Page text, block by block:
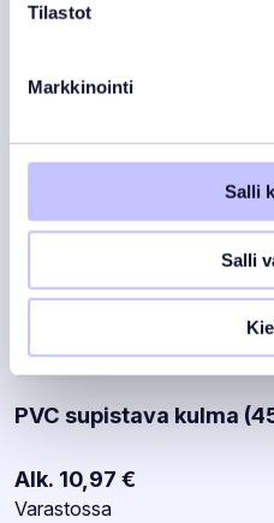
Tilastot
Markkinointi
Salli
Salli
PVC supistava kulma
Alk. 10,97 €
Varastotilanne:
Varastossa